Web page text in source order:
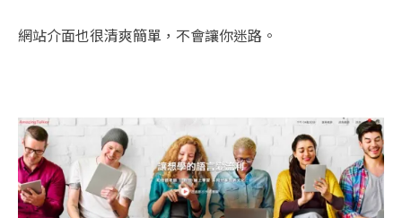
網站介面也很清爽簡單，不會讓你迷路。